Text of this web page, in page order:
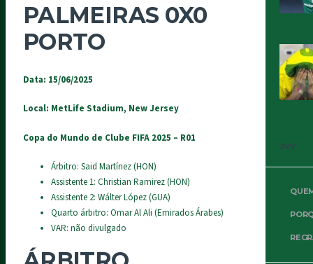
3VV
PALMEIRAS 0X0
PORTO
Data: 15/06/2025
Local: MetLife Stadium, New Jersey
Copa do Mundo de Clube FIFA 2025 – R01
Árbitro: Said Martínez (HON)
Assistente 1: Christian Ramirez (HON)
Assistente 2: Wálter López (GUA)
Quarto árbitro: Omar Al Ali (Emirados Árabes)
VAR: não divulgado